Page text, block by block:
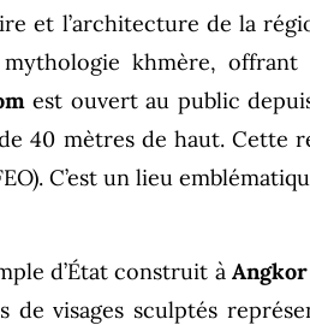
et l’architecture de la
khmère,
est ouvert au public
40 mètres de haut.
C’est un lieu
d’État construit à
visages sculptés